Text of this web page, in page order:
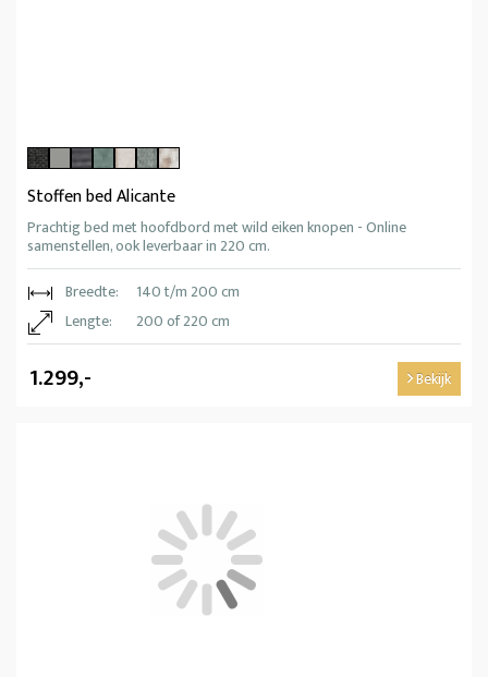
Stoffen bed Alicante
Prachtig bed met hoofdbord met wild eiken knopen - Online
samenstellen, ook leverbaar in 220 cm.
Breedte:
140 t/m 200 cm
Lengte:
200 of 220 cm
1.299,- Bekijk